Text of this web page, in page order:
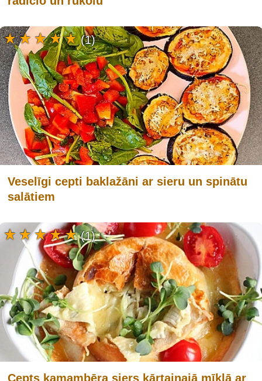
Veselīgi cepti baklažāni ar sieru un spinātu
salātiem
(1)
Cepts kamambēra siers kārtainajā mīklā ar
(1)